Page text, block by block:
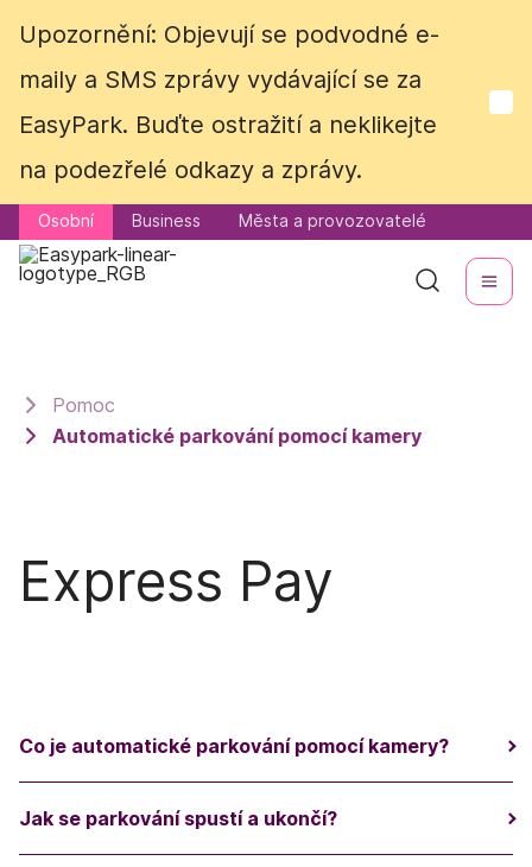
Upozornění: Objevují se podvodné e-
maily a SMS zprávy vydávající se za
EasyPark. Buďte ostražití a neklikejte
na podezřelé odkazy a zprávy.
Osobní Business Města a provozovatelé
Upozornění: Objevují se podvodné e-
maily a SMS zprávy vydávající se za
EasyPark. Buďte ostražití a neklikejte
na podezřelé odkazy a zprávy.
Osobní Business Města a provozovatelé
Pomoc
Automatické parkování pomocí kamery
Express Pay
Co je automatické parkování pomocí kamery?
Jak se parkování spustí a ukončí?